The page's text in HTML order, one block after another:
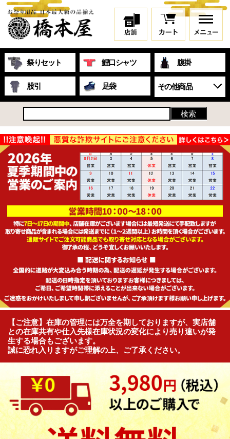
祭りセット 鯉口シャツ 腹掛
股引 足袋 その他商品
【ご注意】在庫の管理には万全を期しておりますが、実店舗
との在庫共有や仕入先様在庫状況の変化により売り違いが発
生する場合もございます。
誠に恐れ入りますがご理解の上、ご了承ください。